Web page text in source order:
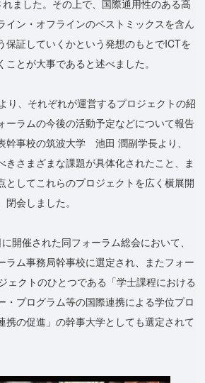
ました。その上で、国際通用性のある高
イン・オフラインのベストミックスを含ん
保証していくかという発想のもとでICTを
とが大事であると述べました。
り、それぞれが運営するプロジェクトの紹
ーラムの今後の活動予定などについて報告
幹事校の筑波大学 池田 潤副学長より、
きさまざまな課題が具体化されたこと、ま
としてこれらのプロジェクトを広く横展開
会しました。
開催された同フォーラム総会において、
ラム事務局幹事校に選定され、またフォー
ェクトのひとつである「学士課程における
・プログラム等の国際連携による学位プロ
携の促進」の幹事大学としても選定されて